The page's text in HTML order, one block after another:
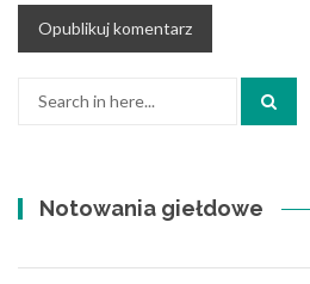
Notowania giełdowe